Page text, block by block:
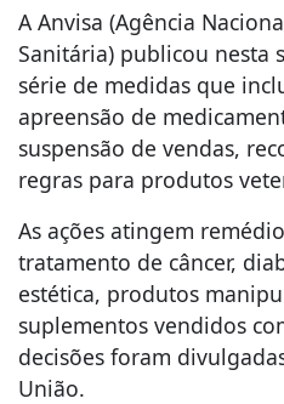
A Anvisa (Agência
Sanitária) publicou nesta
série de medidas que
apreensão de
suspensão de vendas,
regras para produtos
As ações atingem
tratamento de câncer,
estética, produtos
suplementos vendidos
decisões foram
União.